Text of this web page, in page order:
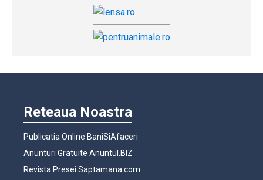
Reteaua Noastra
Publicatia Online BaniSiAfaceri
Anunturi Gratuite Anuntul.BIZ
Revista Presei Saptamana.com